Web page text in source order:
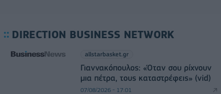
DIRECTION BUSINESS NETWORK
allstarbasket.gr
Γιαννακόπουλος: «Όταν σου ρίχνουν
μια πέτρα, τους καταστρέφεις» (vid)
07/08/2026 - 17:01